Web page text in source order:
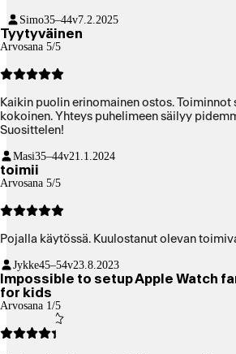
Simo35–44v7.2.2025
Tyytyväinen
Arvosana 5/5
Kaikin puolin erinomainen ostos. Toiminnot
kokoinen. Yhteys puhelimeen säilyy
Suosittelen!
Masi35–44v21.1.2024
toimii
Arvosana 5/5
Pojalla käytössä. Kuulostanut
Jykke45–54v23.8.2023
Impossible to setup Apple Watch
for kids
Arvosana 1/5